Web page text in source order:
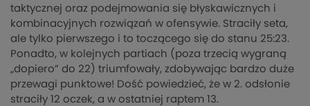
taktycznej oraz podejmowania się błyskawicznych i
kombinacyjnych rozwiązań w ofensywie. Straciły seta,
ale tylko pierwszego i to toczącego się do stanu 25:23.
Ponadto, w kolejnych partiach (poza trzecią wygraną
„dopiero” do 22) triumfowały, zdobywając bardzo duże
przewagi punktowe! Dość powiedzieć, że w 2. odsłonie
straciły 12 oczek, a w ostatniej raptem 13.